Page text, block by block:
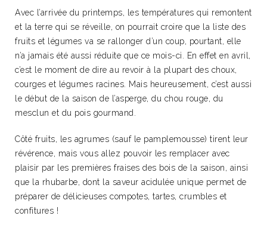
Avec l’arrivée du printemps, les températures qui remontent
et la terre qui se réveille, on pourrait croire que la liste des
fruits et légumes va se rallonger d’un coup, pourtant, elle
n’a jamais été aussi réduite que ce mois-ci. En effet en avril,
c’est le moment de dire au revoir à la plupart des choux,
courges et légumes racines. Mais heureusement, c’est aussi
le début de la saison de l’asperge, du chou rouge, du
mesclun et du pois gourmand.
Côté fruits, les agrumes (sauf le pamplemousse) tirent leur
révérence, mais vous allez pouvoir les remplacer avec
plaisir par les premières fraises des bois de la saison, ainsi
que la rhubarbe, dont la saveur acidulée unique permet de
préparer de délicieuses compotes, tartes, crumbles et
confitures !